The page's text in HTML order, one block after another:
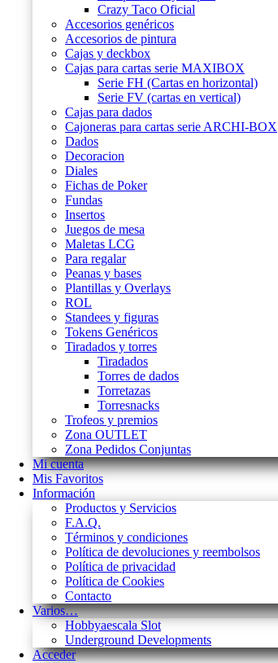
Crazy Taco Oficial
Accesorios genéricos
Accesorios de pintura
Cajas y deckbox
Cajas para cartas serie MAXIBOX
Serie FH (Cartas en horizontal)
Serie FV (cartas en vertical)
Cajas para dados
Cajoneras para cartas serie ARCHI-BOX
Dados
Decoracion
Diales
Fichas de Poker
Fundas
Insertos
Juegos de mesa
Maletas LCG
Para regalar
Peanas y bases
Plantillas y Overlays
ROL
Standees y figuras
Tokens Genéricos
Tiradados y torres
Tiradados
Torres de dados
Torretazas
Torresnacks
Trofeos y premios
Zona OUTLET
Zona Pedidos Conjuntas
Mi cuenta
Mis Favoritos
Información
Productos y Servicios
F.A.Q.
Términos y condiciones
Política de devoluciones y reembolsos
Política de privacidad
Política de Cookies
Contacto
Varios…
Hobbyaescala Slot
Underground Developments
Acceder